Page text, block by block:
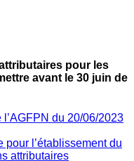
pour les
avant le 30 juin de
du 20/06/2023
pour l’établissement du
attributaires